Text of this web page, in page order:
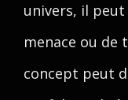
univers, il
menace ou de
concept peut